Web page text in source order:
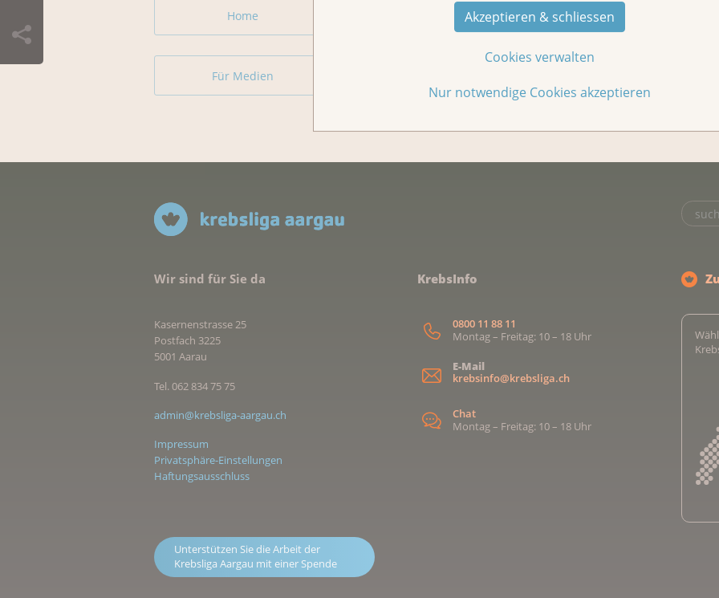
Akzeptieren & schliessen
Cookies verwalten
Nur notwendige Cookies akzeptieren
Home
Für Betroffene &
Angehörige
Prävention
Für Medien
Wir sind für Sie da
Kasernenstrasse 25
Postfach 3225
5001 Aarau
Tel. 062 834 75 75
admin@krebsliga-aargau.ch
Impressum
Privatsphäre-Einstellungen
Haftungsausschluss
Unterstützen Sie die Arbeit der
Krebsliga Aargau mit einer Spende
KrebsInfo
0800 11 88 11
Montag – Freitag: 10 – 18 Uhr
E-Mail
krebsinfo@krebsliga.ch
Chat
Montag – Freitag: 10 – 18 Uhr